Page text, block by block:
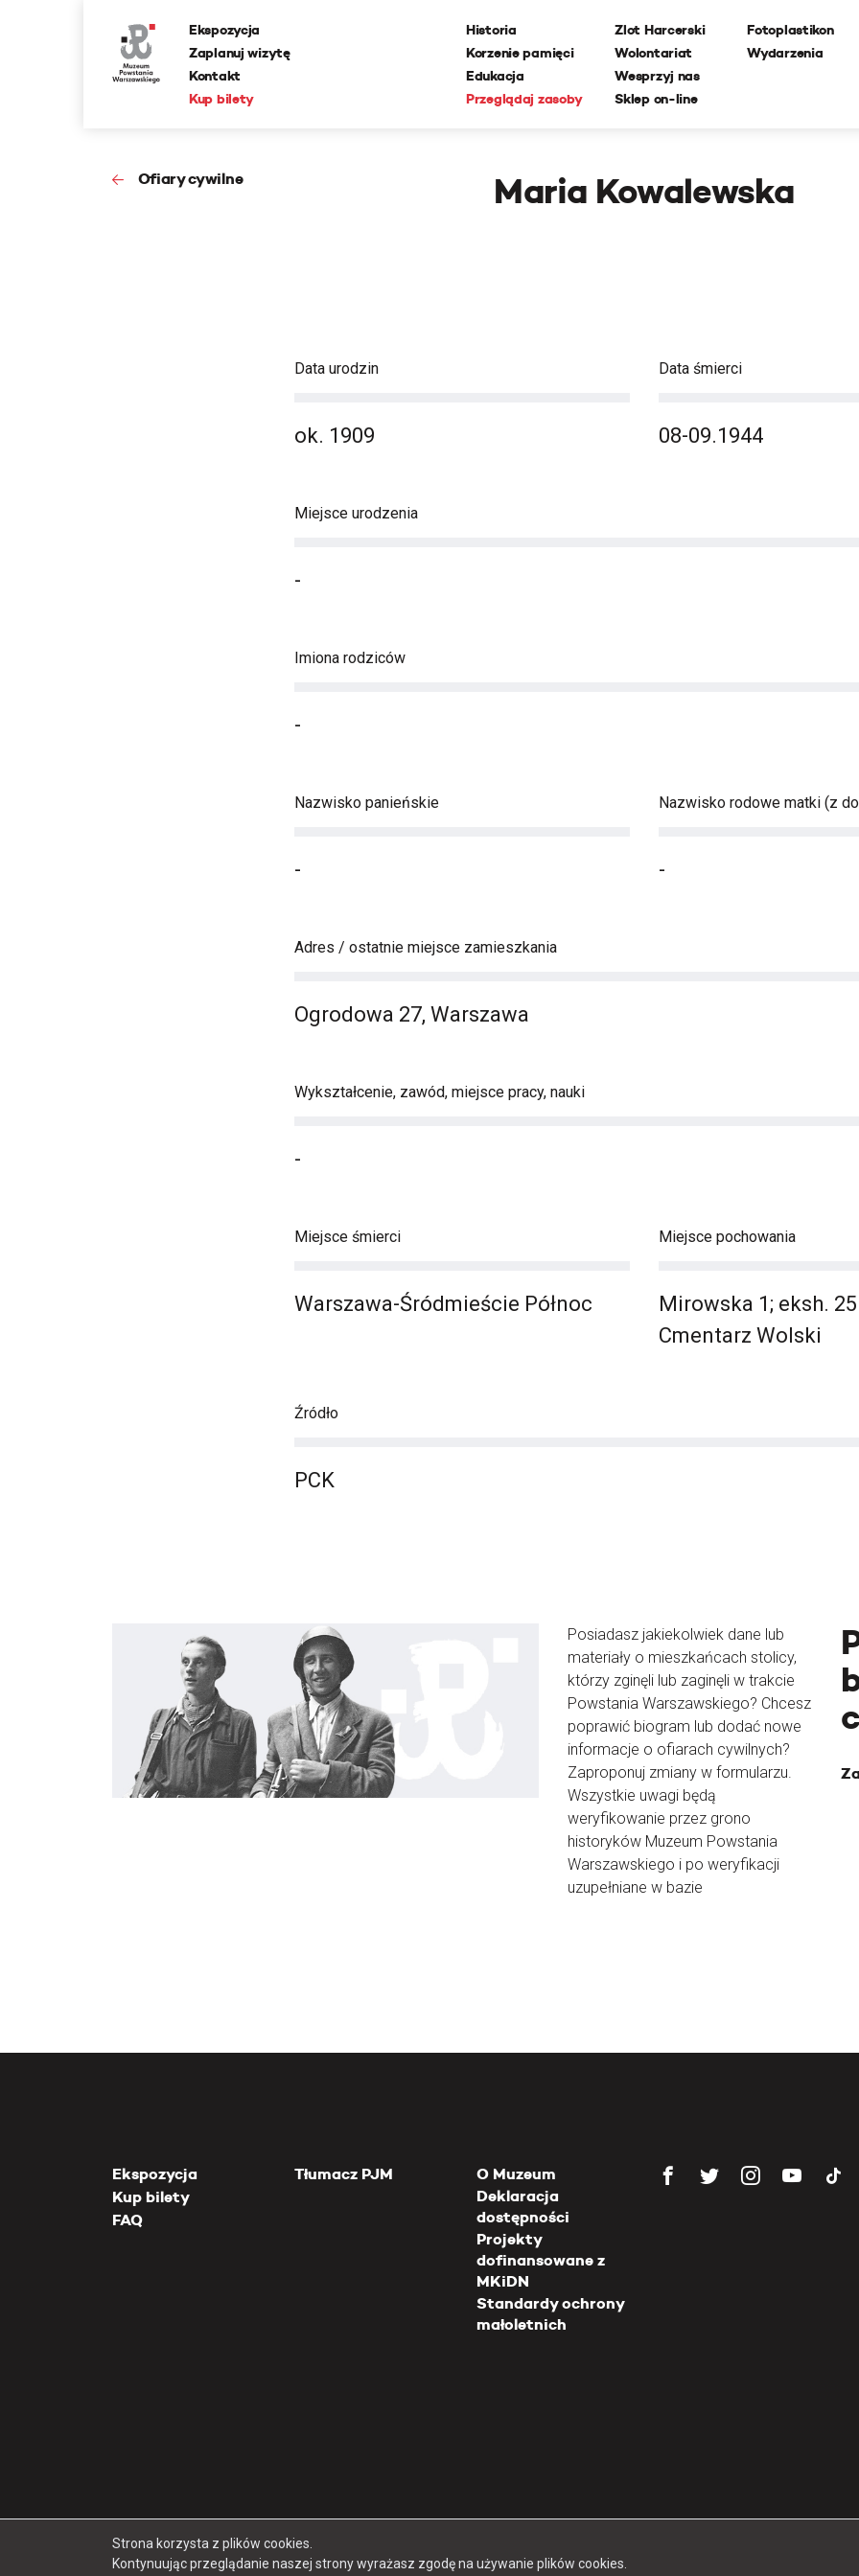
Ekspozycja
Zaplanuj wizytę
Kontakt
Kup bilety
Historia
Korzenie pamięci
Edukacja
Przeglądaj zasoby
Zlot Harcerski
Wolontariat
Wesprzyj nas
Sklep on-line
Fotoplastikon
Wydarzenia
Ofiary cywilne Maria Kowalewska
Data urodzin
ok. 1909
Data śmierci
08-09.1944
Miejsce urodzenia
-
Imiona rodziców
-
Nazwisko panieńskie
-
Nazwisko rodowe matki (z
-
Adres / ostatnie miejsce zamieszkania
Ogrodowa 27, Warszawa
Wykształcenie, zawód, miejsce pracy, nauki
-
Miejsce śmierci
Warszawa-Śródmieście Północ
Miejsce pochowania
Mirowska 1; eksh.
Cmentarz Wolski
Źródło
PCK
Posiadasz jakiekolwiek dane lub
materiały o mieszkańcach stolicy,
którzy zginęli lub zaginęli w trakcie
Powstania Warszawskiego? Chcesz
poprawić biogram lub dodać nowe
informacje o ofiarach cywilnych?
Zaproponuj zmiany w formularzu.
Wszystkie uwagi będą
weryfikowanie przez grono
historyków Muzeum Powstania
Warszawskiego i po weryfikacji
uzupełniane w bazie
Ekspozycja
Kup bilety
FAQ
Tłumacz PJM
O Muzeum
Deklaracja
dostępności
Projekty
dofinansowane z
MKiDN
Standardy ochrony
małoletnich
Copyright 2026 Muzeum Powstania Warszawskiego
Strona korzysta z plików cookies.
Kontynuując przeglądanie naszej strony wyrażasz zgodę na używanie plików cookies.